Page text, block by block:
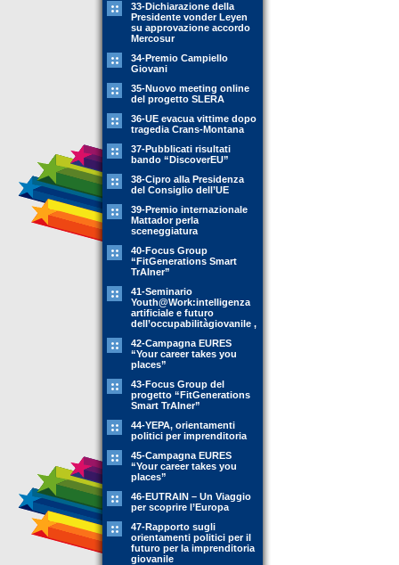
33-Dichiarazione della
Presidente vonder Leyen
su approvazione accordo
Mercosur
34-Premio Campiello
Giovani
35-Nuovo meeting online
del progetto SLERA
36-UE evacua vittime dopo
tragedia Crans-Montana
37-Pubblicati risultati
bando “DiscoverEU”
38-Cipro alla Presidenza
del Consiglio dell’UE
39-Premio internazionale
Mattador perla
sceneggiatura
40-Focus Group
“FitGenerations Smart
TrAIner”
41-Seminario
Youth@Work:intelligenza
artificiale e futuro
dell’occupabilitàgiovanile ,
42-Campagna EURES
“Your career takes you
places”
43-Focus Group del
progetto “FitGenerations
Smart TrAIner”
44-YEPA, orientamenti
politici per imprenditoria
45-Campagna EURES
“Your career takes you
places”
46-EUTRAIN – Un Viaggio
per scoprire l’Europa
47-Rapporto sugli
orientamenti politici per il
futuro per la imprenditoria
giovanile